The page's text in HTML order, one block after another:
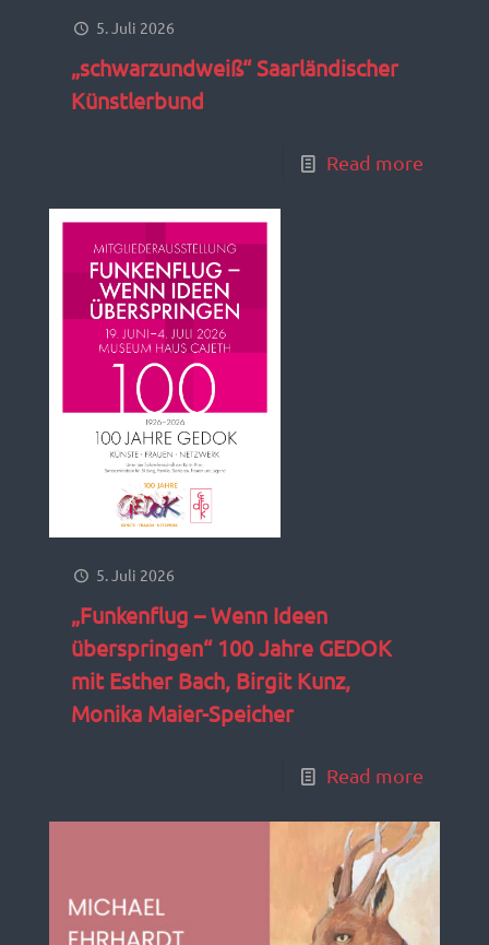
5. Juli 2026
„schwarzundweiß“ Saarländischer
Künstlerbund
Read more
5. Juli 2026
„Funkenflug – Wenn Ideen
überspringen“ 100 Jahre GEDOK
mit Esther Bach, Birgit Kunz,
Monika Maier-Speicher
Read more